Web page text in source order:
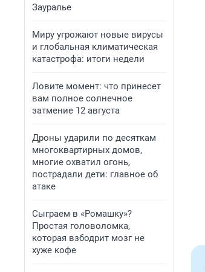
Зауралье
Миру угрожают новые вирусы
и глобальная климатическая
катастрофа: итоги недели
Ловите момент: что принесет
вам полное солнечное
затмение 12 августа
Дроны ударили по десяткам
многоквартирных домов,
многие охватил огонь,
пострадали дети: главное об
атаке
Сыграем в «Ромашку»?
Простая головоломка,
которая взбодрит мозг не
хуже кофе